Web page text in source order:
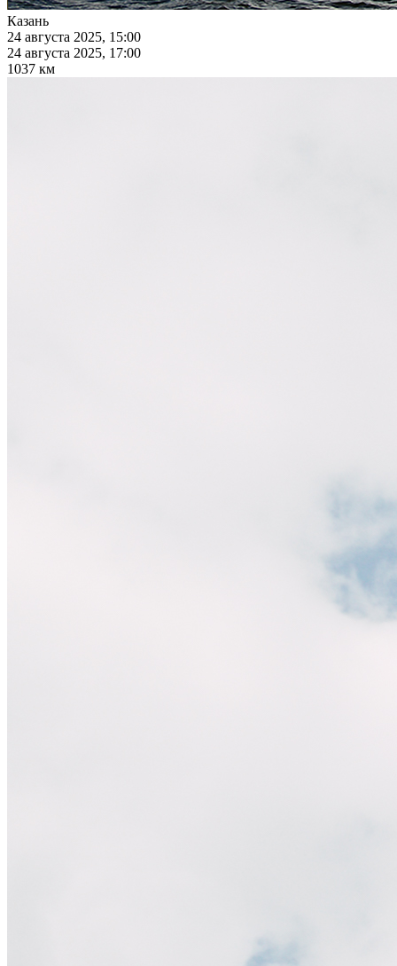
Казань
24 августа 2025, 15:00
24 августа 2025, 17:00
1037 км